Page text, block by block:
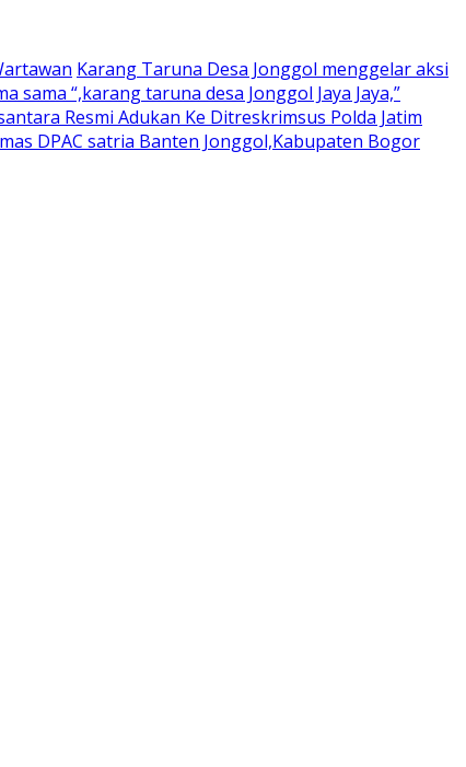
Karang Taruna Desa Jonggol menggelar aksi
“,karang taruna desa Jonggol Jaya Jaya,”
Resmi Adukan Ke Ditreskrimsus Polda Jatim
DPAC satria Banten Jonggol,Kabupaten Bogor